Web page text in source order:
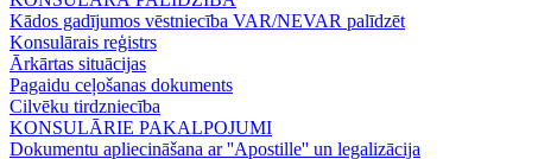
Kādos gadījumos vēstniecība VAR/NEVAR palīdzēt
Konsulārais reģistrs
Ārkārtas situācijas
Pagaidu ceļošanas dokuments
Cilvēku tirdzniecība
KONSULĀRIE PAKALPOJUMI
Dokumentu apliecināšana ar ''Apostille'' un legalizācija